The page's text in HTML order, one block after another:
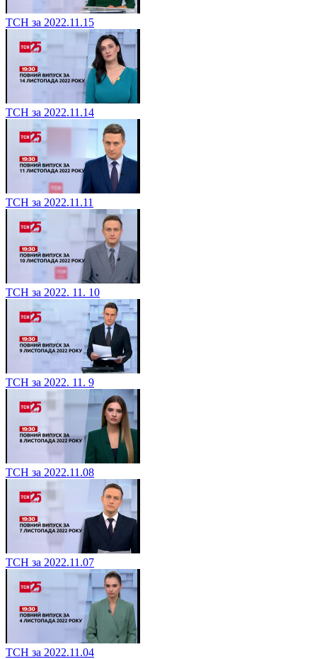
ТСН за 2022.11.15
ТСН за 2022.11.14
ТСН за 2022.11.11
ТСН за 2022. 11. 10
ТСН за 2022. 11. 9
ТСН за 2022.11.08
ТСН за 2022.11.07
ТСН за 2022.11.04